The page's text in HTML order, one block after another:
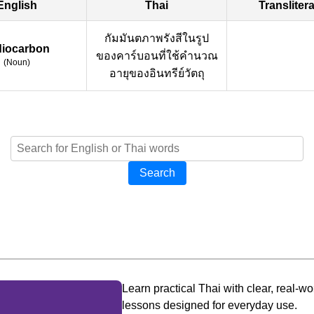
Thai
(Noun)
กัมมันตภาพรังสีในรูป
ของคาร์บอนที่ใช้คำนวณ
อายุของอินทรีย์วัตถุ
Search
Learn practical Thai with clear, real-
lessons designed for everyday use.